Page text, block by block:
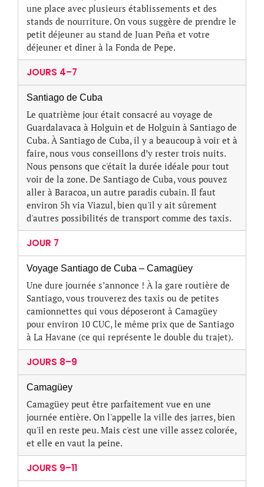
une place avec plusieurs établissements et des
stands de nourriture. On vous suggère de prendre le
petit déjeuner au stand de Juan Peña et votre
déjeuner et dîner à la Fonda de Pepe.
JOURS 4–7
Santiago de Cuba
Le quatrième jour était consacré au voyage de
Guardalavaca à Holguin et de Holguin à Santiago de
Cuba. À Santiago de Cuba, il y a beaucoup à voir et à
faire, nous vous conseillons d’y rester trois nuits.
Nous pensons que c'était la durée idéale pour tout
voir de la zone. De Santiago de Cuba, vous pouvez
aller à Baracoa, un autre paradis cubain. Il faut
environ 5h via Viazul, bien qu'il y ait sûrement
d'autres possibilités de transport comme des taxis.
JOUR 7
Voyage Santiago de Cuba – Camagüey
Une dure journée s’annonce ! À la gare routière de
Santiago, vous trouverez des taxis ou de petites
camionnettes qui vous déposeront à Camagüey
pour environ 10 CUC, le même prix que de Santiago
à La Havane (ce qui représente le double du trajet).
JOURS 8–9
Camagüey
Camagüey peut être parfaitement vue en une
journée entière. On l'appelle la ville des jarres, bien
qu'il en reste peu. Mais c'est une ville assez colorée,
et elle en vaut la peine.
JOURS 9–11